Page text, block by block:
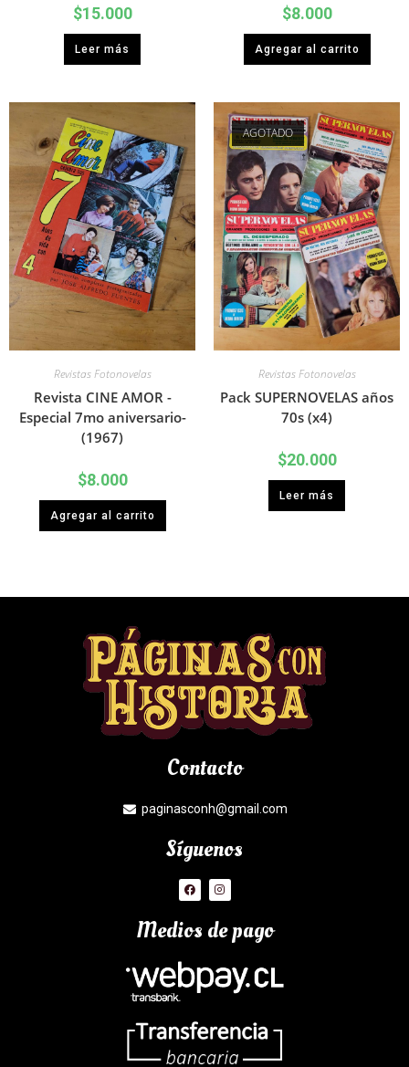
$15.000
Leer más
$8.000
Agregar al carrito
Revistas Fotonovelas
Revista CINE AMOR -
Especial 7mo aniversario-
(1967)
$8.000
Agregar al carrito
AGOTADO
Revistas Fotonovelas
Pack SUPERNOVELAS años
70s (x4)
$20.000
Leer más
Contacto
paginasconh@gmail.com
Síguenos
Medios de pago